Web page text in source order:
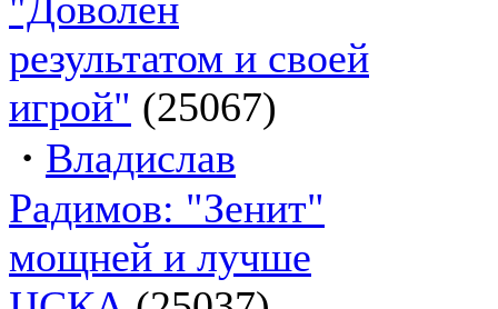
результатом и своей
игрой" (25067)
· Владислав
Радимов: "Зенит"
мощней и лучше